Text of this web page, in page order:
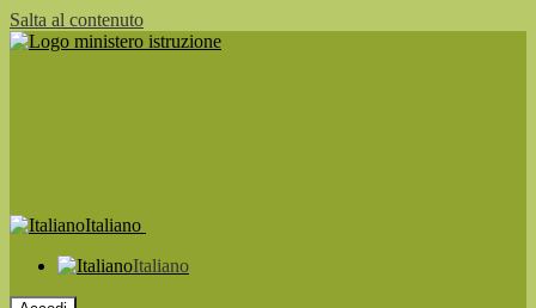
Salta al contenuto
Italiano
Italiano